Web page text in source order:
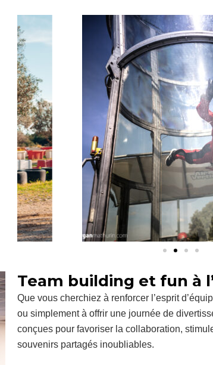
Team building et fun à
Que vous cherchiez à renforcer l’esprit
ou simplement à offrir une journée de
conçues pour favoriser la collaboration,
souvenirs partagés inoubliables.